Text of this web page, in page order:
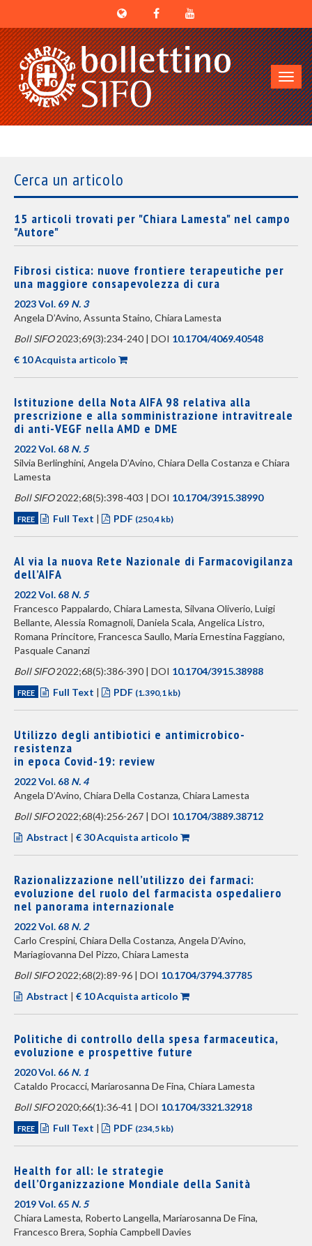
Cerca un articolo
15 articoli trovati per "Chiara Lamesta" nel campo
"Autore"
Fibrosi cistica: nuove frontiere terapeutiche per
una maggiore consapevolezza di cura
2023 Vol. 69 N. 3
Angela D’Avino, Assunta Staino, Chiara Lamesta
Boll SIFO2023;69(3):234-240 | DOI 10.1704/4069.40548
€ 10 Acquista articolo
Istituzione della Nota AIFA 98 relativa alla
prescrizione e alla somministrazione intravitreale
di anti-VEGF nella AMD e DME
2022 Vol. 68 N. 5
Silvia Berlinghini, Angela D’Avino, Chiara Della Costanza e Chiara
Lamesta
Boll SIFO2022;68(5):398-403 | DOI 10.1704/3915.38990
FREE Full Text | PDF (250,4 kb)
Al via la nuova Rete Nazionale di Farmacovigilanza
dell’AIFA
2022 Vol. 68 N. 5
Francesco Pappalardo, Chiara Lamesta, Silvana Oliverio, Luigi
Bellante, Alessia Romagnoli, Daniela Scala, Angelica Listro,
Romana Princitore, Francesca Saullo, Maria Ernestina Faggiano,
Pasquale Cananzi
Boll SIFO2022;68(5):386-390 | DOI 10.1704/3915.38988
FREE Full Text | PDF (1.390,1 kb)
Utilizzo degli antibiotici e antimicrobico-
resistenza
in epoca Covid-19: review
2022 Vol. 68 N. 4
Angela D’Avino, Chiara Della Costanza, Chiara Lamesta
Boll SIFO2022;68(4):256-267 | DOI 10.1704/3889.38712
Abstract | € 30 Acquista articolo
Razionalizzazione nell’utilizzo dei farmaci:
evoluzione del ruolo del farmacista ospedaliero
nel panorama internazionale
2022 Vol. 68 N. 2
Carlo Crespini, Chiara Della Costanza, Angela D’Avino,
Mariagiovanna Del Pizzo, Chiara Lamesta
Boll SIFO2022;68(2):89-96 | DOI 10.1704/3794.37785
Abstract | € 10 Acquista articolo
Politiche di controllo della spesa farmaceutica,
evoluzione e prospettive future
2020 Vol. 66 N. 1
Cataldo Procacci, Mariarosanna De Fina, Chiara Lamesta
Boll SIFO2020;66(1):36-41 | DOI 10.1704/3321.32918
FREE Full Text | PDF (234,5 kb)
Health for all: le strategie
dell’Organizzazione Mondiale della Sanità
2019 Vol. 65 N. 5
Chiara Lamesta, Roberto Langella, Mariarosanna De Fina,
Francesco Brera, Sophia Campbell Davies